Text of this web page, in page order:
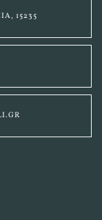
15235